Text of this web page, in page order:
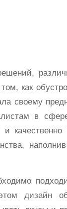
как
своему
в
дизайн